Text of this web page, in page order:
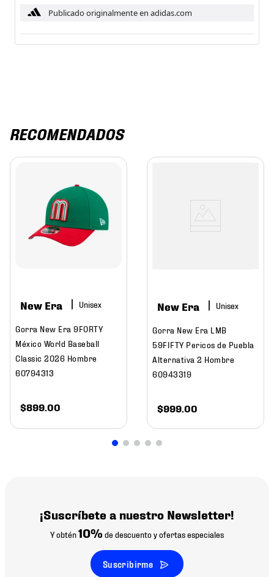
Publicado originalmente en adidas.com
RECOMENDADOS
New Era
Gorra New Era 9FORTY
México World Baseball
Classic 2026 Hombre
60794313
$899.00
New Era
Gorra New Era LMB
59FIFTY Pericos de Puebla
Alternativa 2 Hombre
60943319
$999.00
¡Suscríbete a nuestro Newsletter!
Y obtén10% de descuento y ofertas especiales
Suscribirme